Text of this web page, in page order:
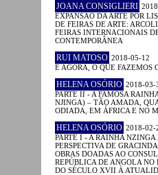
JOANA CONSIGLIERI
EXPANSÃO DA ARTE POR
DE FEIRAS DE ARTE:
FEIRAS INTERNACIONAIS
CONTEMPORÂNEA
RUI MATOSO 2018-05-12
E AGORA, O QUE FAZEMOS
HELENA OSÓRIO 2018-03-
PARTE II - A FAMOSA
NJINGA) – TÃO AMADA,
ODIADA, EM ÁFRICA E NO
HELENA OSÓRIO 2018-02-
PARTE I - A RAINHA NZINGA
PERSPECTIVA DE
OBRAS DOADAS AO
REPÚBLICA DE ANGOLA NO
DO SÉCULO XVII À